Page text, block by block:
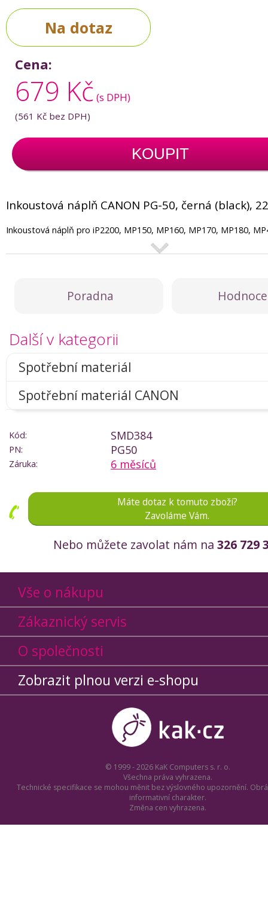
Na dotaz
Cena:
679 Kč (s DPH)
(561 Kč bez DPH)
KOUPIT
Inkoustová náplň CANON PG-50, černá (black),
Inkoustová náplň pro iP2200, MP150, MP160, MP170, MP180,
Poradna
Další v kategorii
Spotřební materiál
Spotřební materiál CANON
Kód: SMD384
PN: PG50
Záruka: 6 měsíců
Máte dotaz k tomuto zboží?
Zavoláme Vám.
Nebo můžete zavolat nám na 326 729
Vše o nákupu
Zákaznický servis
O společnosti
Zobrazit plnou verzi e-shopu
© 1999 - 2026 KaK Computers s. r. o.
Všechna práva vyhrazena.
Technické specifikace se mohou měnit bez výslovného upozornění.
informativní charakter.
Změna cen vyhrazena.